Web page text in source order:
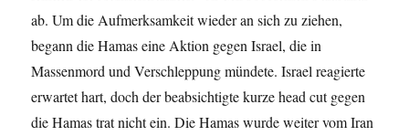
ab. Um die Aufmerksamkeit wieder an sich zu ziehen,
begann die Hamas eine Aktion gegen Israel, die in
Massenmord und Verschleppung mündete. Israel reagierte
erwartet hart, doch der beabsichtigte kurze head cut gegen
die Hamas trat nicht ein. Die Hamas wurde weiter vom Iran